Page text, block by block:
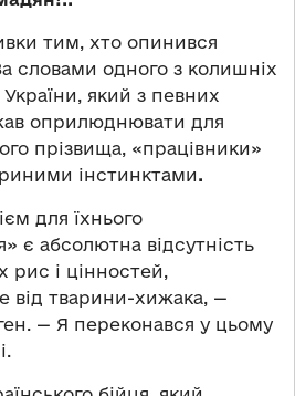
тим, хто опинився
словами одного з колишніх
України, який з певних
оприлюднювати для
прізвища, «працівники»
інстинктами.
для їхнього
є абсолютна відсутність
рис і цінностей,
від тварини-хижака, —
— Я переконався у цьому